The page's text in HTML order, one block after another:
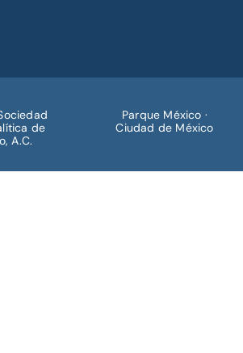
de
A.C.
Parque México ·
Ciudad de México